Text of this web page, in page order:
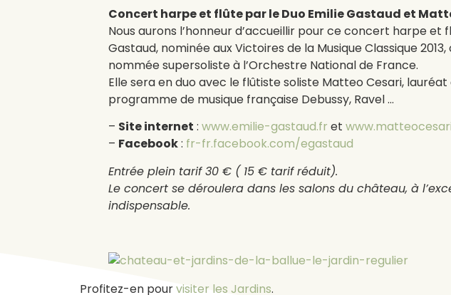
Concert harpe et flûte par le Duo Emilie Gastaud et
Nous aurons l’honneur d’accueillir pour ce concert harpe
Gastaud, nominée aux Victoires de la Musique Classique
nommée supersoliste à l’Orchestre National de France.
Elle sera en duo avec le flûtiste soliste Matteo Cesari,
programme de musique française Debussy, Ravel …
– Site internet : www.emilie-gastaud.fr et
– Facebook: fr-fr.facebook.com/egastaud
Entrée plein tarif 30 € ( 15 € tarif réduit).
Le concert se déroulera dans les salons du château, à
indispensable.
Profitez-en pourvisiter les Jardins.